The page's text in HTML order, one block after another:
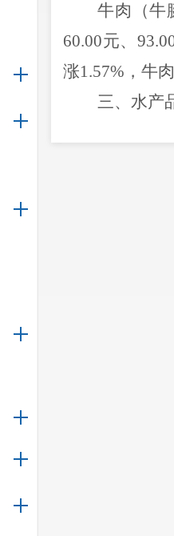
牛肉（牛
60.00元、
涨1.57% ，牛
三、水产